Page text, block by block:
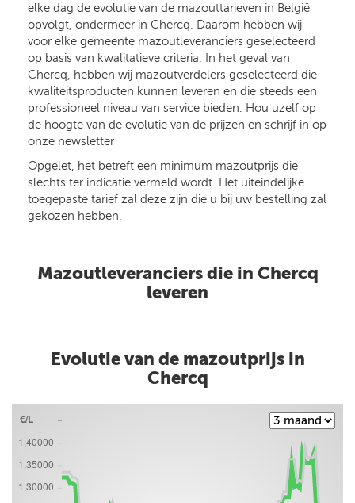
elke dag de evolutie van de mazouttarieven in België
opvolgt, ondermeer in Chercq. Daarom hebben wij
voor elke gemeente mazoutleveranciers geselecteerd
op basis van kwalitatieve criteria. In het geval van
Chercq, hebben wij mazoutverdelers geselecteerd die
kwaliteitsproducten kunnen leveren en die steeds een
professioneel niveau van service bieden. Hou uzelf op
de hoogte van de evolutie van de prijzen en schrijf in op
onze newsletter
Opgelet, het betreft een minimum mazoutprijs die
slechts ter indicatie vermeld wordt. Het uiteindelijke
toegepaste tarief zal deze zijn die u bij uw bestelling zal
gekozen hebben.
Mazoutleveranciers die in Chercq
leveren
Evolutie van de mazoutprijs in
Chercq